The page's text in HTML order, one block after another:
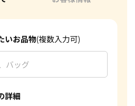
いお品物(複数入力可)
詳細